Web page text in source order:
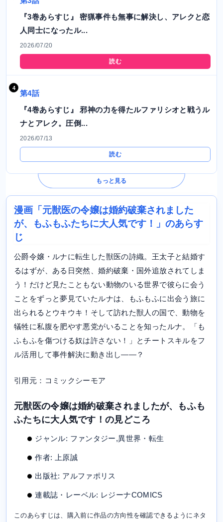
『3巻あらすじ』 密猟事件も無事に解決し、アレクと恋
人同士になったル...
2026/07/20
読む
第4話
『4巻あらすじ』 邪神の力を得たルファリシオと戦うル
ナとアレク。圧倒...
2026/07/13
読む
もっと見る
漫画「元獣医の令嬢は婚約破棄されました
が、もふもふたちに大人気です！」のあらす
じ
公爵令嬢・ルナに転生した獣医の詩織。王太子と結婚す
るはずが、ある日突然、婚約破棄・国外追放されてしま
う！だけど見たこともない動物のいる世界で彼らに会う
ことをずっと夢見ていたルナは、もふもふに出会う旅に
出られるとウキウキ！そして訪れた獣人の国で、動物を
犠牲に私腹を肥やす悪党がいることを知ったルナ。「も
ふもふを傷つける奴は許さない！」とチートスキルをフ
ル活用して事件解決に動き出し――？
引用元：コミックシーモア
元獣医の令嬢は婚約破棄されましたが、もふも
ふたちに大人気です！の見どころ
ジャンル: ファンタジー,異世界・転生
作者: 上原誠
出版社: アルファポリス
連載誌・レーベル: レジーナCOMICS
このあらすじは、購入前に作品の方向性を確認できるようにネタ